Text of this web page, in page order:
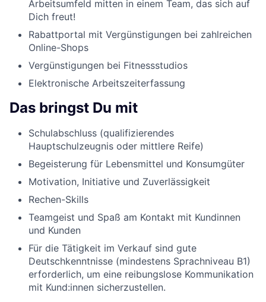
Arbeitsumfeld mitten in einem Team, das sich auf
Dich freut!
Rabattportal mit Vergünstigungen bei zahlreichen
Online-Shops
Vergünstigungen bei Fitnessstudios
Elektronische Arbeitszeiterfassung
Das bringst Du mit
Schulabschluss (qualifizierendes
Hauptschulzeugnis oder mittlere Reife)
Begeisterung für Lebensmittel und Konsumgüter
Motivation, Initiative und Zuverlässigkeit
Rechen-Skills
Teamgeist und Spaß am Kontakt mit Kundinnen
und Kunden
Für die Tätigkeit im Verkauf sind gute
Deutschkenntnisse (mindestens Sprachniveau B1)
erforderlich, um eine reibungslose Kommunikation
mit Kund:innen sicherzustellen.